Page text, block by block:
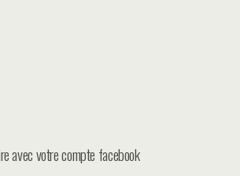
avec votre compte facebook